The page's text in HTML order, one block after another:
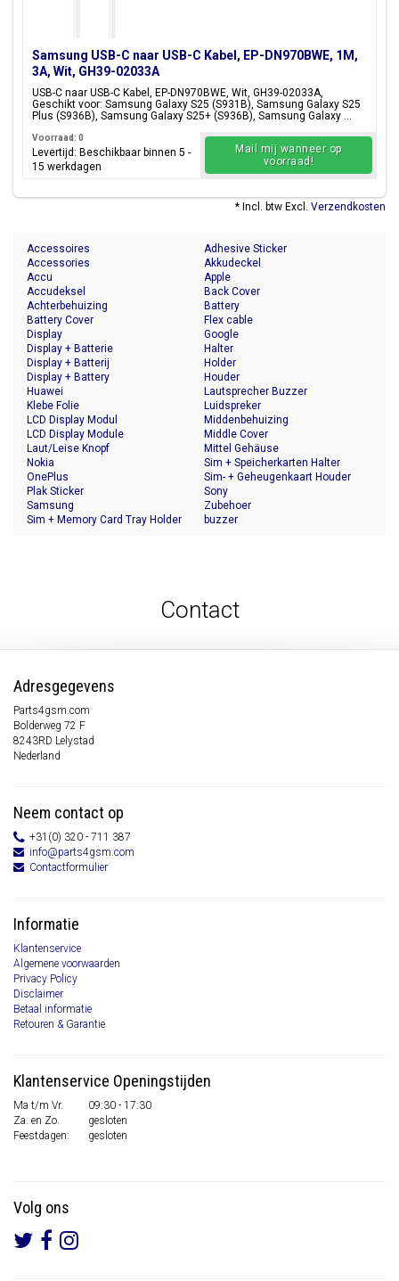
Samsung USB-C naar USB-C Kabel, EP-DN970BWE, 1M,
3A, Wit, GH39-02033A
USB-C naar USB-C Kabel, EP-DN970BWE, Wit, GH39-02033A,
Geschikt voor: Samsung Galaxy S25 (S931B), Samsung Galaxy S25
Plus (S936B), Samsung Galaxy S25+ (S936B), Samsung Galaxy ...
Voorraad: 0
Levertijd: Beschikbaar binnen 5 -
15 werkdagen
Mail mij wanneer op
voorraad!
* Incl. btw Excl. Verzendkosten
Accessoires
Accessories
Accu
Accudeksel
Achterbehuizing
Adhesive Sticker
Akkudeckel
Apple
Back Cover
Battery
Battery Cover
Display
Display + Batterie
Display + Batterij
Display + Battery
Flex cable
Google
Halter
Holder
Houder
Huawei
Klebe Folie
LCD Display Modul
LCD Display Module
Laut/Leise Knopf
Lautsprecher Buzzer
Luidspreker
Middenbehuizing
Middle Cover
Mittel Gehäuse
Nokia
OnePlus
Plak Sticker
Samsung
Sim + Memory Card Tray Holder
Sim + Speicherkarten Halter
Sim- + Geheugenkaart Houder
Sony
Zubehoer
buzzer
Contact
Adresgegevens
Parts4gsm.com
Bolderweg 72 F
8243RD Lelystad
Nederland
Neem contact op
+31(0) 320 - 711 387
info@parts4gsm.com
Contactformulier
Informatie
Klantenservice
Algemene voorwaarden
Privacy Policy
Disclaimer
Betaal informatie
Retouren & Garantie
Klantenservice Openingstijden
Ma t/m Vr.
09:30 - 17:30
Za. en Zo.
gesloten
Feestdagen:
gesloten
Volg ons